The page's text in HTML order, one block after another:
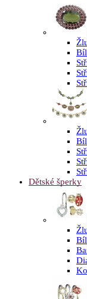
Dětské šperky